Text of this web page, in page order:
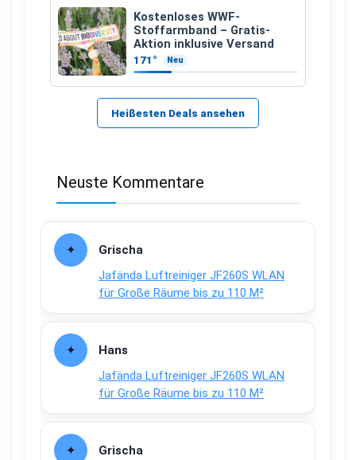
Kostenloses WWF-
Stoffarmband – Gratis-
Aktion inklusive Versand
171° Neu
Heißesten Deals ansehen
Neuste Kommentare
Grischa
Jafända Luftreiniger JF260S WLAN
für Große Räume bis zu 110 M²
Hans
Jafända Luftreiniger JF260S WLAN
für Große Räume bis zu 110 M²
Grischa